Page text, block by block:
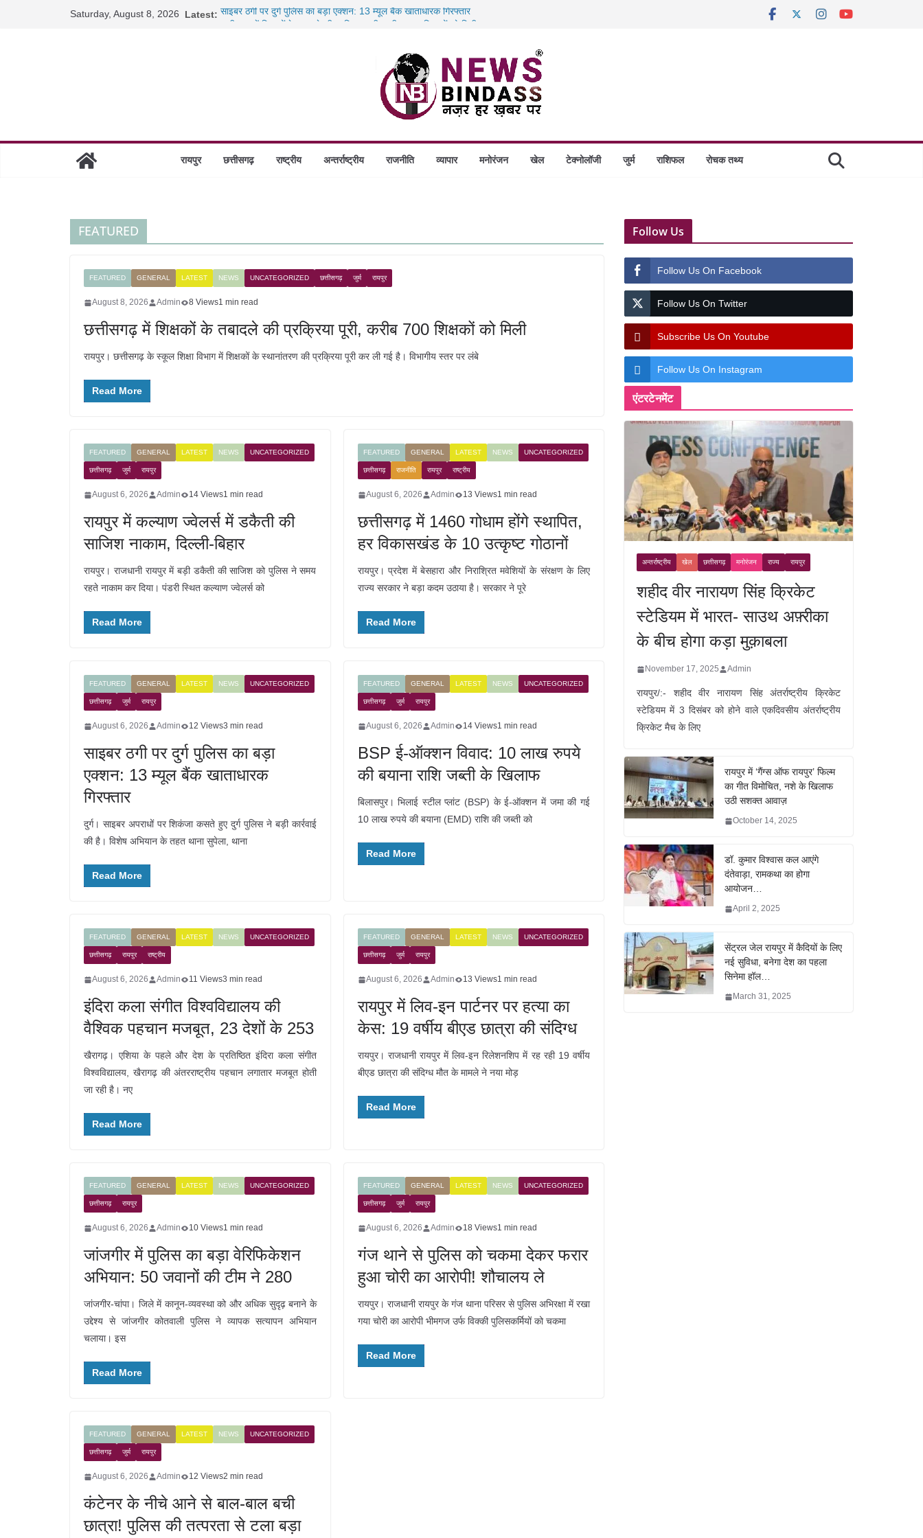
Saturday, August 8, 2026 Latest: साइबर ठगी पर दुर्ग पुलिस का बड़ा एक्शन: 13 म्यूल बैंक खाताधारक गिरफ्तार
रायपुर में कल्याण ज्वेलर्स में डकैती की साजिश नाकाम, दिल्ली-बिहार
छत्तीसगढ़ में 1460 गोधाम होंगे स्थापित, हर विकासखंड के 10 उत्कृष्ट गोठानों
रायपुर छत्तीसगढ़ राष्ट्रीय अन्तर्राष्ट्रीय राजनीति व्यापार मनोरंजन खेल टेक्नोलॉजी जुर्म राशिफल रोचक तथ्य
FEATURED
FEATURED GENERAL LATEST NEWS UNCATEGORIZED छत्तीसगढ़ जुर्म रायपुर
August 8, 2026 Admin 8 Views1 min read
छत्तीसगढ़ में शिक्षकों के तबादले की प्रक्रिया पूरी, करीब 700 शिक्षकों को मिली
रायपुर। छत्तीसगढ़ के स्कूल शिक्षा विभाग में शिक्षकों के स्थानांतरण की प्रक्रिया पूरी कर ली गई है। विभागीय स्तर पर लंबे
Read More
FEATURED GENERAL LATEST NEWS UNCATEGORIZED
छत्तीसगढ़ जुर्म रायपुर
August 6, 2026 Admin 14 Views1 min read
रायपुर में कल्याण ज्वेलर्स में डकैती की
साजिश नाकाम, दिल्ली-बिहार
रायपुर। राजधानी रायपुर में बड़ी डकैती की साजिश को पुलिस ने समय
रहते नाकाम कर दिया। पंडरी स्थित कल्याण ज्वेलर्स को
Read More
FEATURED GENERAL LATEST NEWS UNCATEGORIZED
छत्तीसगढ़ राजनीति रायपुर राष्ट्रीय
August 6, 2026 Admin 13 Views1 min read
छत्तीसगढ़ में 1460 गोधाम होंगे स्थापित,
हर विकासखंड के 10 उत्कृष्ट गोठानों
रायपुर। प्रदेश में बेसहारा और निराश्रित मवेशियों के संरक्षण के लिए
राज्य सरकार ने बड़ा कदम उठाया है। सरकार ने पूरे
Read More
FEATURED GENERAL LATEST NEWS UNCATEGORIZED
छत्तीसगढ़ जुर्म रायपुर
August 6, 2026 Admin 12 Views3 min read
साइबर ठगी पर दुर्ग पुलिस का बड़ा
एक्शन: 13 म्यूल बैंक खाताधारक
गिरफ्तार
दुर्ग। साइबर अपराधों पर शिकंजा कसते हुए दुर्ग पुलिस ने बड़ी कार्रवाई
की है। विशेष अभियान के तहत थाना सुपेला, थाना
Read More
FEATURED GENERAL LATEST NEWS UNCATEGORIZED
छत्तीसगढ़ जुर्म रायपुर
August 6, 2026 Admin 14 Views1 min read
BSP ई-ऑक्शन विवाद: 10 लाख रुपये
की बयाना राशि जब्ती के खिलाफ
बिलासपुर। भिलाई स्टील प्लांट (BSP) के ई-ऑक्शन में जमा की गई
10 लाख रुपये की बयाना (EMD) राशि की जब्ती को
Read More
FEATURED GENERAL LATEST NEWS UNCATEGORIZED
छत्तीसगढ़ रायपुर राष्ट्रीय
August 6, 2026 Admin 11 Views3 min read
इंदिरा कला संगीत विश्वविद्यालय की
वैश्विक पहचान मजबूत, 23 देशों के 253
खैरागढ़। एशिया के पहले और देश के प्रतिष्ठित इंदिरा कला संगीत
विश्वविद्यालय, खैरागढ़ की अंतरराष्ट्रीय पहचान लगातार मजबूत होती
जा रही है। नए
Read More
FEATURED GENERAL LATEST NEWS UNCATEGORIZED
छत्तीसगढ़ जुर्म रायपुर
August 6, 2026 Admin 13 Views1 min read
रायपुर में लिव-इन पार्टनर पर हत्या का
केस: 19 वर्षीय बीएड छात्रा की संदिग्ध
रायपुर। राजधानी रायपुर में लिव-इन रिलेशनशिप में रह रही 19 वर्षीय
बीएड छात्रा की संदिग्ध मौत के मामले ने नया मोड़
Read More
FEATURED GENERAL LATEST NEWS UNCATEGORIZED
छत्तीसगढ़ रायपुर
August 6, 2026 Admin 10 Views1 min read
जांजगीर में पुलिस का बड़ा वेरिफिकेशन
अभियान: 50 जवानों की टीम ने 280
जांजगीर-चांपा। जिले में कानून-व्यवस्था को और अधिक सुदृढ़ बनाने के
उद्देश्य से जांजगीर कोतवाली पुलिस ने व्यापक सत्यापन अभियान
चलाया। इस
Read More
FEATURED GENERAL LATEST NEWS UNCATEGORIZED
छत्तीसगढ़ जुर्म रायपुर
August 6, 2026 Admin 18 Views1 min read
गंज थाने से पुलिस को चकमा देकर फरार
हुआ चोरी का आरोपी! शौचालय ले
रायपुर। राजधानी रायपुर के गंज थाना परिसर से पुलिस अभिरक्षा में रखा
गया चोरी का आरोपी भीमगज उर्फ विक्की पुलिसकर्मियों को चकमा
Read More
FEATURED GENERAL LATEST NEWS UNCATEGORIZED
छत्तीसगढ़ जुर्म रायपुर
August 6, 2026 Admin 12 Views2 min read
कंटेनर के नीचे आने से बाल-बाल बची
छात्रा! पुलिस की तत्परता से टला बड़ा
Follow Us
Follow Us On Facebook
Follow Us On Twitter
Subscribe Us On Youtube
Follow Us On Instagram
एंटरटेनमेंट
अन्तर्राष्ट्रीय खेल छत्तीसगढ़ मनोरंजन राज्य रायपुर
शहीद वीर नारायण सिंह क्रिकेट
स्टेडियम में भारत- साउथ अफ़्रीका
के बीच होगा कड़ा मुक़ाबला
November 17, 2025 Admin
रायपुर/:- शहीद वीर नारायण सिंह अंतर्राष्ट्रीय क्रिकेट
स्टेडियम में 3 दिसंबर को होने वाले एकदिवसीय अंतर्राष्ट्रीय
क्रिकेट मैच के लिए
रायपुर में ‘गैंग्स ऑफ रायपुर’ फिल्म
का गीत विमोचित, नशे के खिलाफ
उठी सशक्त आवाज़
October 14, 2025
डॉ. कुमार विश्वास कल आएंगे
दंतेवाड़ा, रामकथा का होगा
आयोजन…
April 2, 2025
सेंट्रल जेल रायपुर में कैदियों के लिए
नई सुविधा, बनेगा देश का पहला
सिनेमा हॉल…
March 31, 2025